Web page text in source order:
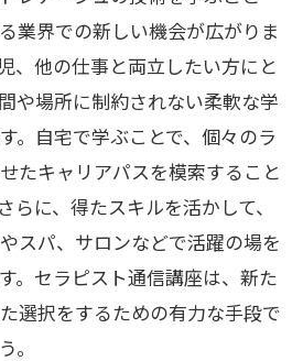
業界での新しい機会が広がりま
、他の仕事と両立したい方にと
や場所に制約されない柔軟な学
。自宅で学ぶことで、個々のラ
たキャリアパスを模索すること
らに、得たスキルを活かして、
スパ、サロンなどで活躍の場を
。セラピスト通信講座は、新た
選択をするための有力な手段で
。